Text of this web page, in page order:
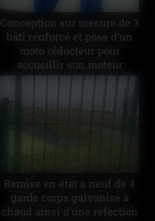
Conception sur mesure de 3
bâti renforcé et pose d’un
moto réducteur pour
accueillir son moteur
thermique #industrie
Remise en état à neuf de 4
garde corps galvanisé à
chaud ainsi d’une réfection